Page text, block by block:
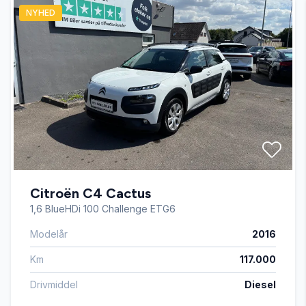
Bluetooth
Dual zone klimaanlæg
El-klapbare sidespejle med varme
El-ruder x4
Elektrisk bagagerum
Elektrisk parkeringsbremse
Fartpilot
NYHED
Citroën C4 Cactus
1,6 BlueHDi 100 Challenge ETG6
Modelår 2016
Km 117.000
Drivmiddel Diesel